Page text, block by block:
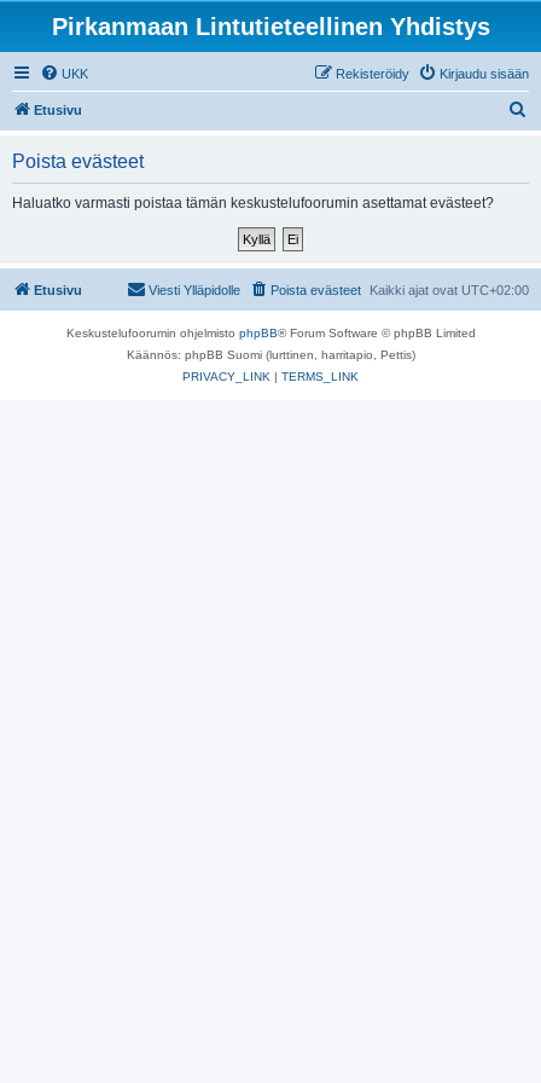
Pirkanmaan Lintutieteellinen Yhdistys
UKK Kirjaudu sisään
Rekisteröidy
Etusivu
Poista evästeet
Haluatko varmasti poistaa tämän keskustelufoorumin asettamat evästeet?
Etusivu Kaikki ajat ovat UTC+02:00
Poista evästeet
Viesti Ylläpidolle
Keskustelufoorumin ohjelmisto phpBB® Forum Software © phpBB Limited
Käännös: phpBB Suomi (lurttinen, harritapio, Pettis)
PRIVACY_LINK | TERMS_LINK